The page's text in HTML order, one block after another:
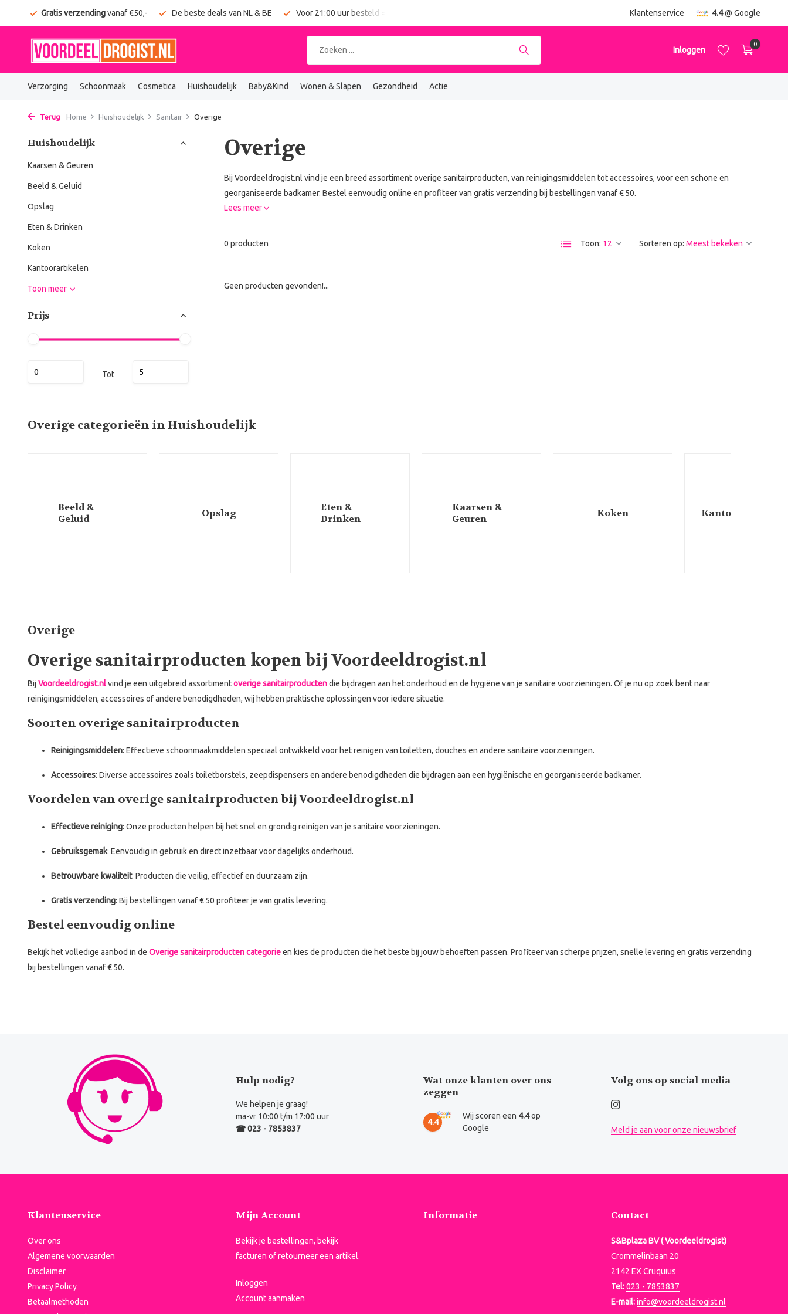
Gratis verzendingvanaf €50,- De beste deals van NL & BE Voor 21:00 uur besteld = vandaag verzonden Klantenservice 4.4@ Google
Inloggen
0
Verzorging Schoonmaak Cosmetica Huishoudelijk Baby&Kind Wonen & Slapen Gezondheid Actie
Terug Home Huishoudelijk Sanitair Overige
Huishoudelijk
Kaarsen & Geuren
Beeld & Geluid
Opslag
Eten & Drinken
Koken
Kantoorartikelen
Toon meer
Prijs
Tot
Overige
Bij Voordeeldrogist.nl vind je een breed assortiment overige sanitairproducten, van reinigingsmiddelen tot accessoires, voor een schone en
georganiseerde badkamer. Bestel eenvoudig online en profiteer van gratis verzending bij bestellingen vanaf € 50.
Lees meer
0 producten Toon: Sorteren op:
Geen producten gevonden!...
Overige categorieën in Huishoudelijk
Beeld &
Geluid
Opslag
Eten &
Drinken
Kaarsen &
Geuren
Koken Kantoorartikelen
Overige
Overige sanitairproducten kopen bij Voordeeldrogist.nl
Bij Voordeeldrogist.nlvind je een uitgebreid assortimentoverige sanitairproductendie bijdragen aan het onderhoud en de hygiëne van je sanitaire voorzieningen. Of je nu op zoek bent naar
reinigingsmiddelen, accessoires of andere benodigdheden, wij hebben praktische oplossingen voor iedere situatie.
Soorten overige sanitairproducten
Reinigingsmiddelen: Effectieve schoonmaakmiddelen speciaal ontwikkeld voor het reinigen van toiletten, douches en andere sanitaire voorzieningen.
Accessoires: Diverse accessoires zoals toiletborstels, zeepdispensers en andere benodigdheden die bijdragen aan een hygiënische en georganiseerde badkamer.
Voordelen van overige sanitairproducten bij Voordeeldrogist.nl
Effectieve reiniging: Onze producten helpen bij het snel en grondig reinigen van je sanitaire voorzieningen.
Gebruiksgemak: Eenvoudig in gebruik en direct inzetbaar voor dagelijks onderhoud.
Betrouwbare kwaliteit: Producten die veilig, effectief en duurzaam zijn.
Gratis verzending: Bij bestellingen vanaf € 50 profiteer je van gratis levering.
Bestel eenvoudig online
Bekijk het volledige aanbod in de Overige sanitairproducten categorieen kies de producten die het beste bij jouw behoeften passen. Profiteer van scherpe prijzen, snelle levering en gratis verzending
bij bestellingen vanaf € 50.
Hulp nodig?
We helpen je graag!
ma-vr 10:00 t/m 17:00 uur
☎ 023 - 7853837
Wat onze klanten over ons
zeggen
4.4
Wij scoren een 4.4op
Google
Volg ons op social media
Meld je aan voor onze nieuwsbrief
Klantenservice
Over ons
Algemene voorwaarden
Disclaimer
Privacy Policy
Betaalmethoden
Mijn Account
Bekijk je bestellingen, bekijk
facturen of retourneer een artikel.
Inloggen
Account aanmaken
Informatie Contact
S&Bplaza BV ( Voordeeldrogist)
Crommelinbaan 20
2142 EX Cruquius
Tel:023 - 7853837
E-mail:info@voordeeldrogist.nl